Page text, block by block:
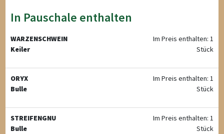
In Pauschale enthalten
WARZENSCHWEIN
Keiler
Im Preis enthalten: 1
Stück
ORYX
Bulle
Im Preis enthalten: 1
Stück
STREIFENGNU
Bulle
Im Preis enthalten: 1
Stück